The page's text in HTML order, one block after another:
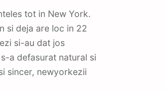
tot in New York.
si deja are loc in 22
si-au dat jos
a defasurat natural si
sincer, newyorkezii